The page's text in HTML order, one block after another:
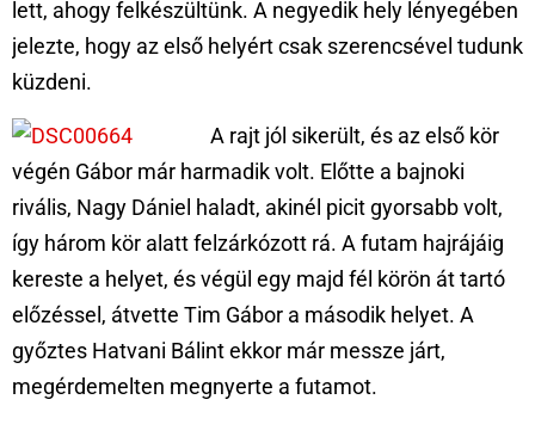
lett, ahogy felkészültünk. A negyedik hely lényegében
jelezte, hogy az első helyért csak szerencsével tudunk
küzdeni.
A rajt jól sikerült, és az első kör
végén Gábor már harmadik volt. Előtte a bajnoki
rivális, Nagy Dániel haladt, akinél picit gyorsabb volt,
így három kör alatt felzárkózott rá. A futam hajrájáig
kereste a helyet, és végül egy majd fél körön át tartó
előzéssel, átvette Tim Gábor a második helyet. A
győztes Hatvani Bálint ekkor már messze járt,
megérdemelten megnyerte a futamot.